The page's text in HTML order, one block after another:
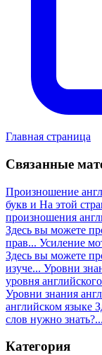
Главная страница
Связанные
Произношение
букв и На этой
произношения
Здесь вы можете
прав... Усиление
Здесь вы можете
изуче... Уровни
уровня английского
Уровни знания
английском языке
слов нужно знать?...
Категория